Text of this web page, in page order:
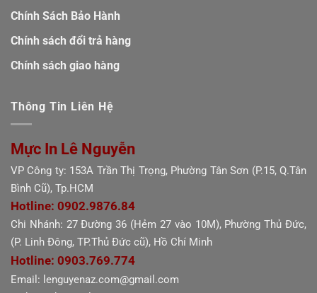
Chính Sách Bảo Hành
Chính sách đổi trả hàng
Chính sách giao hàng
Thông Tin Liên Hệ
Mực In Lê Nguyễn
VP Công ty: 153A Trần Thị Trọng, Phường Tân Sơn (P.15, Q.Tân
Bình Cũ), Tp.HCM
Hotline: 0902.9876.84
Chi Nhánh: 27 Đường 36 (Hẻm 27 vào 10M), Phường Thủ Đức,
(P. Linh Đông, TP.Thủ Đức cũ), Hồ Chí Minh
Hotline: 0903.769.774
Email: lenguyenaz.com@gmail.com